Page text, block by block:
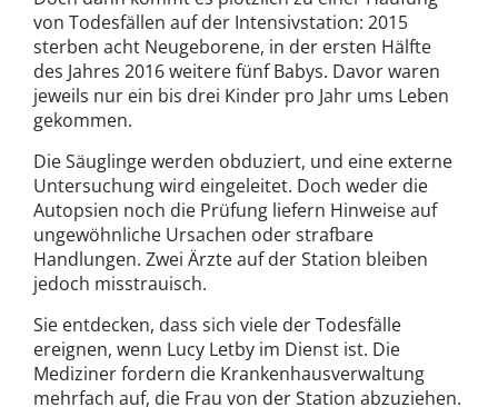
von Todesfällen auf der Intensivstation: 2015
sterben acht Neugeborene, in der ersten Hälfte
des Jahres 2016 weitere fünf Babys. Davor waren
jeweils nur ein bis drei Kinder pro Jahr ums Leben
gekommen.
Die Säuglinge werden obduziert, und eine externe
Untersuchung wird eingeleitet. Doch weder die
Autopsien noch die Prüfung liefern Hinweise auf
ungewöhnliche Ursachen oder strafbare
Handlungen. Zwei Ärzte auf der Station bleiben
jedoch misstrauisch.
Sie entdecken, dass sich viele der Todesfälle
ereignen, wenn Lucy Letby im Dienst ist. Die
Mediziner fordern die Krankenhausverwaltung
mehrfach auf, die Frau von der Station abzuziehen.